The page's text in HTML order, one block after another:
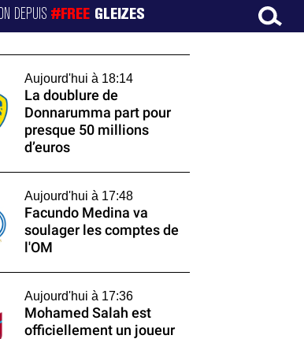
DEPUIS#FREE GLEIZES
Aujourd'hui à 18:14
La doublure de
Donnarumma part pour
presque 50 millions
d’euros
Aujourd'hui à 17:48
Facundo Medina va
soulager les comptes de
l'OM
Aujourd'hui à 17:36
Mohamed Salah est
officiellement un joueur